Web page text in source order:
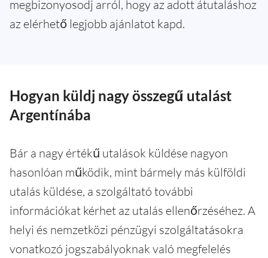
megbizonyosodj arról, hogy az adott átutaláshoz
az elérhető legjobb ajánlatot kapd.
Hogyan küldj nagy összegű utalást
Argentínába
Bár a nagy értékű utalások küldése nagyon
hasonlóan működik, mint bármely más külföldi
utalás küldése, a szolgáltató további
információkat kérhet az utalás ellenőrzéséhez. A
helyi és nemzetközi pénzügyi szolgáltatásokra
vonatkozó jogszabályoknak való megfelelés